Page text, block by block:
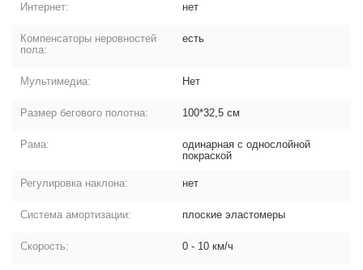
Интернет: нет
Компенсаторы неровностей
пола:
есть
Мультимедиа: Нет
Размер бегового полотна: 100*32,5 см
Рама:
одинарная с однослойной
покраской
Регулировка наклона: нет
Система амортизации: плоские эластомеры
Скорость: 0 - 10 км/ч